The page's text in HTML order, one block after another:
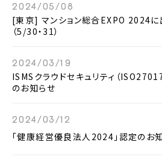
2024/05/08
[東京] マンション総合EXPO 2024に
（5/30・31）
2024/03/19
ISMSクラウドセキュリティ（
のお知らせ
2024/03/12
「健康経営優良法人2024」認定のお